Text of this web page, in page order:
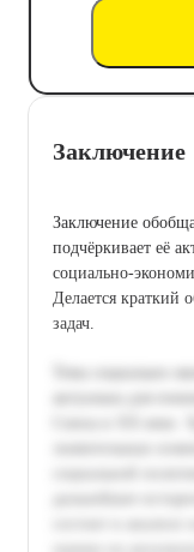
Заключение
Заключение
подчёркивает её
социально-
Делается краткий
задач.